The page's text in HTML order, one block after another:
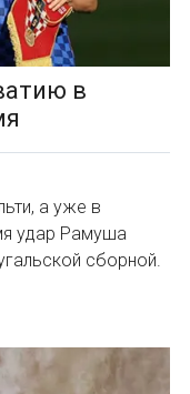
в
а уже в
удар Рамуша
сборной.